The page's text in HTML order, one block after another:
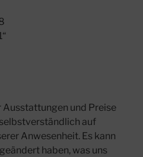
Ausstattungen und Preise
auf
Anwesenheit. Es kann
haben, was uns